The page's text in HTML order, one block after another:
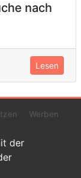
nach
Lesen
Werben
- aaa
der